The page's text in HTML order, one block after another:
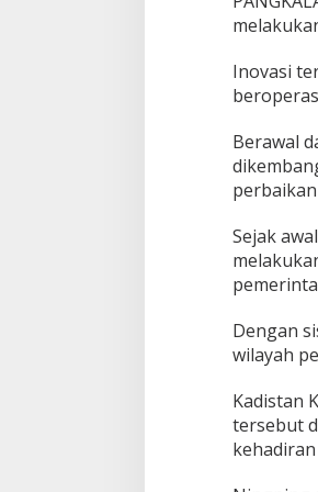
Inovasi
Berawal
Sejak
Dengan
wilayah
Kadistan
tersebut